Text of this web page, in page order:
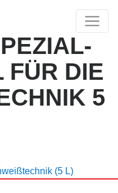
FÜR DIE
5 L
(5 L)